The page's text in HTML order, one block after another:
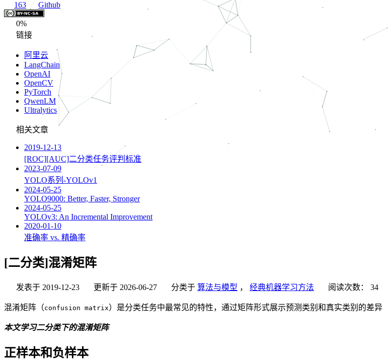
163
Github
0%
链接
阿里云
LangChain
OpenAI
OpenCV
PyTorch
QwenLM
Ultralytics
相关文章
2019-12-13
[ROC][AUC]二分类任务评判标准
2023-07-09
YOLO系列-YOLOv1
2024-05-25
YOLO9000: Better, Faster, Stronger
2024-05-25
YOLOv3: An Incremental Improvement
2020-01-10
准确率 vs. 精确率
[二分类]混淆矩阵
发表于 2019-12-23 更新于 2026-06-27 分类于 算法与模型 ， 经典机器学习方法 阅读次数： 34
混淆矩阵（confusion matrix）是分类任务中最常见的特性，通过矩阵形式展示预测类别和真实类别的差异
本文学习二分类下的混淆矩阵
正样本和负样本